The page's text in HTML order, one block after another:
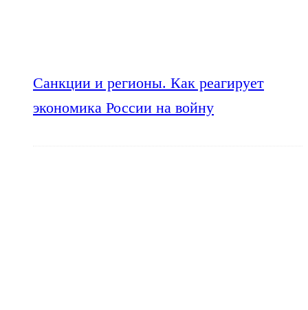
Санкции и регионы. Как реагирует
экономика России на войну